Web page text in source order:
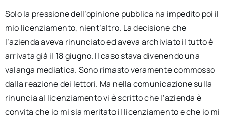
Solo la pressione dell’opinione pubblica ha impedito poi il
mio licenziamento, nient’altro. La decisione che
l’azienda aveva rinunciato ed aveva archiviato il tutto è
arrivata già il 18 giugno. Il caso stava divenendo una
valanga mediatica. Sono rimasto veramente commosso
dalla reazione dei lettori. Ma nella comunicazione sulla
rinuncia al licenziamento vi è scritto che l’azienda è
convita che io mi sia meritato il licenziamento e che io mi